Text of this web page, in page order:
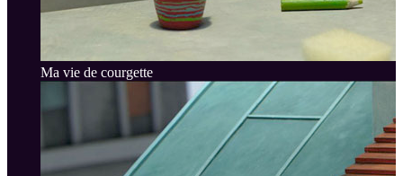
Ma vie de courgette